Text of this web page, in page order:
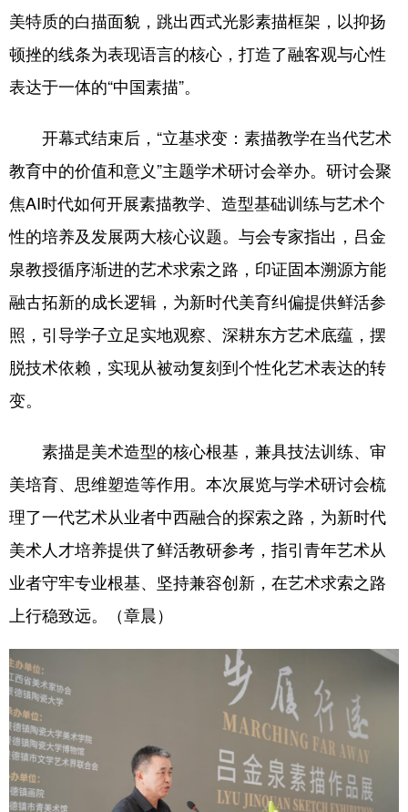
地方频道
浙江 安徽 福建 江西
山东 河南 湖北 湖南
四川 贵州 云南 西藏
陕西 甘肃 青海 宁夏
新疆 内蒙古 黑龙江
多语种频道
English Español Français عربى
Русский язык 日本語 한국어
Deutsch Português
美特质的白描面貌，跳出西式光影素描框架，以抑扬
顿挫的线条为表现语言的核心，打造了融客观与心性
表达于一体的“中国素描”。
开幕式结束后，“立基求变：素描教学在当代艺术
教育中的价值和意义”主题学术研讨会举办。研讨会聚
焦AI时代如何开展素描教学、造型基础训练与艺术个
性的培养及发展两大核心议题。与会专家指出，吕金
泉教授循序渐进的艺术求索之路，印证固本溯源方能
融古拓新的成长逻辑，为新时代美育纠偏提供鲜活参
照，引导学子立足实地观察、深耕东方艺术底蕴，摆
脱技术依赖，实现从被动复刻到个性化艺术表达的转
变。
素描是美术造型的核心根基，兼具技法训练、审
美培育、思维塑造等作用。本次展览与学术研讨会梳
理了一代艺术从业者中西融合的探索之路，为新时代
美术人才培养提供了鲜活教研参考，指引青年艺术从
业者守牢专业根基、坚持兼容创新，在艺术求索之路
上行稳致远。（章晨）